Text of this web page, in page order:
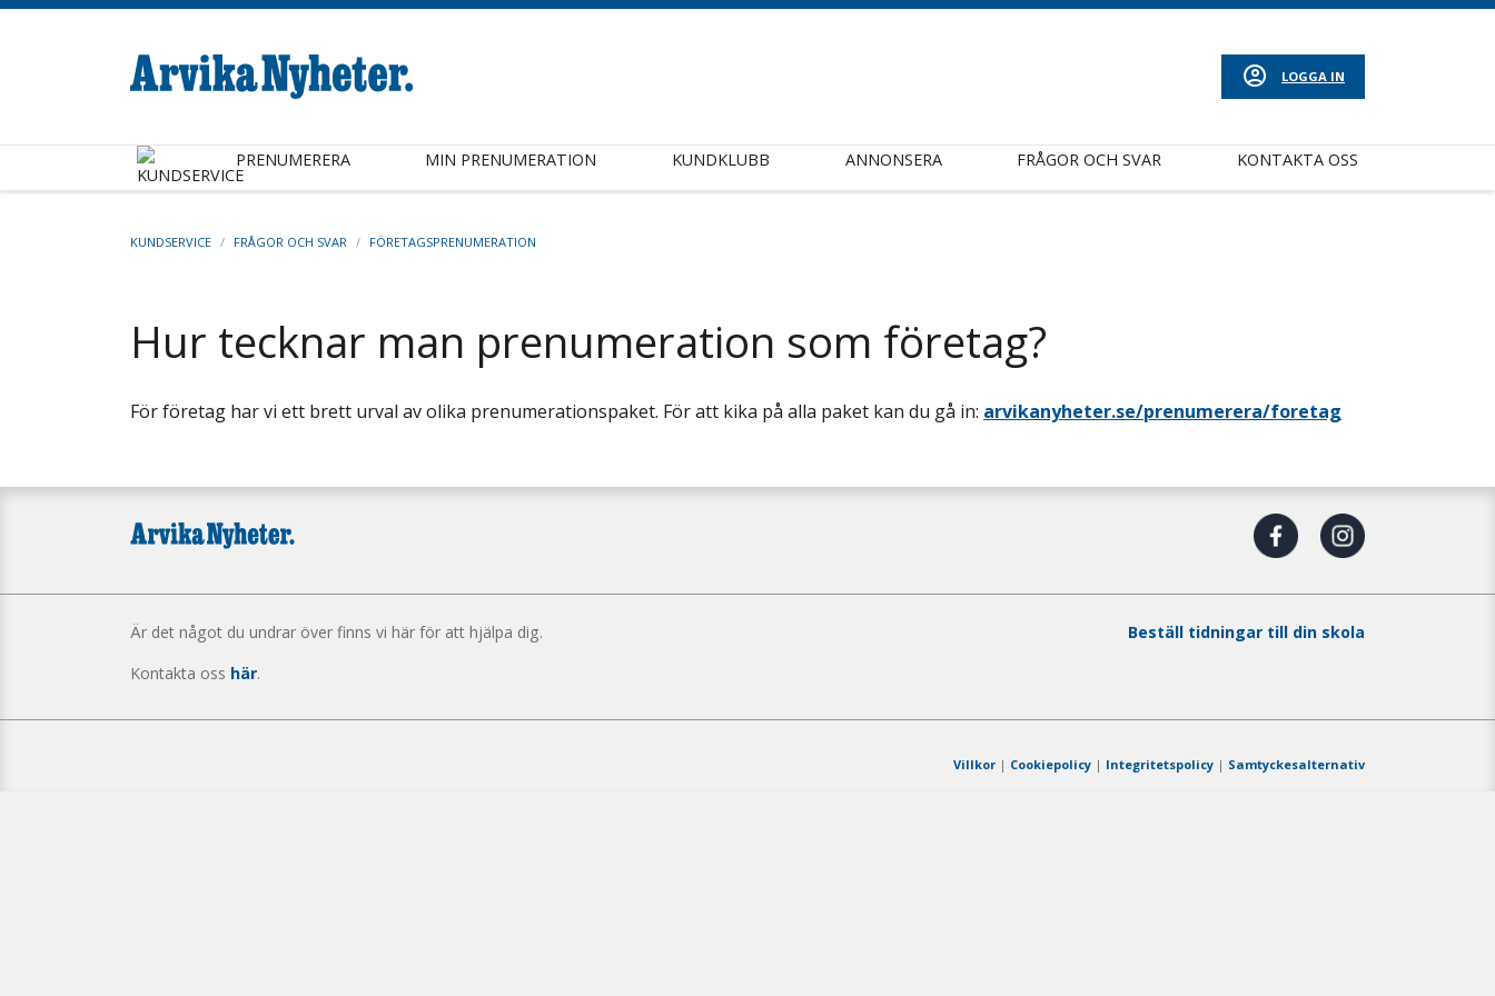
LOGGA IN
PRENUMERERA MIN PRENUMERATION KUNDKLUBB ANNONSERA FRÅGOR OCH SVAR KONTAKTA OSS
KUNDSERVICE / FRÅGOR OCH SVAR / FÖRETAGSPRENUMERATION
Hur tecknar man prenumeration som företag?
För företag har vi ett brett urval av olika prenumerationspaket. För att kika på alla paket kan du gå in: arvikanyheter.se/prenumerera/foretag
Är det något du undrar över finns vi här för att hjälpa dig.
Kontakta oss här.
Beställ tidningar till din skola
Villkor | Cookiepolicy | Integritetspolicy | Samtyckesalternativ